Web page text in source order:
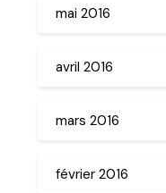
mai 2016
avril 2016
mars 2016
février 2016